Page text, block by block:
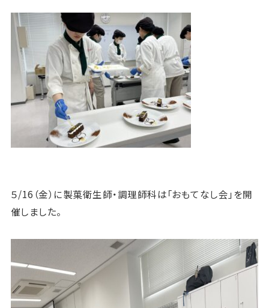
５/16（金）に製菓衛生師・調理師科は「おもてなし会」を開
催しました。